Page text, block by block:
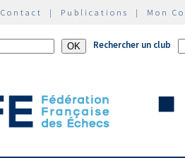
Contact | Publications | Mon
Rechercher un club